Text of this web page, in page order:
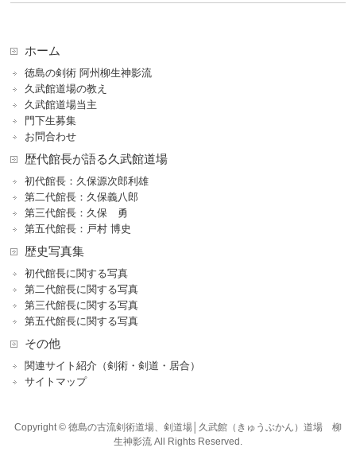
ホーム
徳島の剣術 阿州柳生神影流
久武館道場の教え
久武館道場当主
門下生募集
お問合わせ
歴代館長が語る久武館道場
初代館長：久保源次郎利雄
第二代館長：久保義八郎
第三代館長：久保 勇
第五代館長：戸村 博史
歴史写真集
初代館長に関する写真
第二代館長に関する写真
第三代館長に関する写真
第五代館長に関する写真
その他
関連サイト紹介（剣術・剣道・居合）
サイトマップ
Copyright © 徳島の古流剣術道場、剣道場│久武館（きゅうぶかん）道場 柳
生神影流 All Rights Reserved.